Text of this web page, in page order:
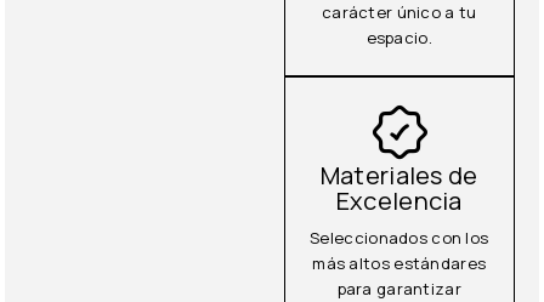
carácter único a tu
espacio.
Materiales de
Excelencia
Seleccionados con los
más altos estándares
para garantizar